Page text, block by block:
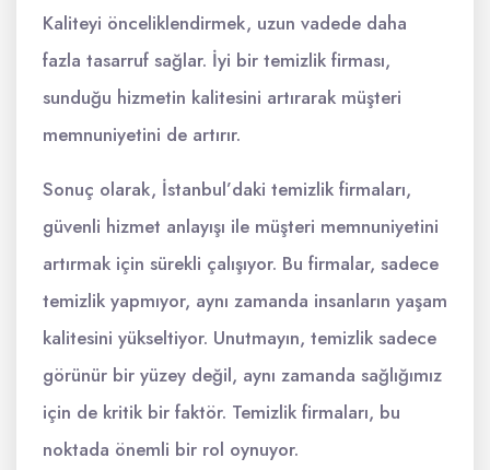
Kaliteyi önceliklendirmek, uzun vadede daha
fazla tasarruf sağlar. İyi bir temizlik firması,
sunduğu hizmetin kalitesini artırarak müşteri
memnuniyetini de artırır.
Sonuç olarak, İstanbul’daki temizlik firmaları,
güvenli hizmet anlayışı ile müşteri memnuniyetini
artırmak için sürekli çalışıyor. Bu firmalar, sadece
temizlik yapmıyor, aynı zamanda insanların yaşam
kalitesini yükseltiyor. Unutmayın, temizlik sadece
görünür bir yüzey değil, aynı zamanda sağlığımız
için de kritik bir faktör. Temizlik firmaları, bu
noktada önemli bir rol oynuyor.